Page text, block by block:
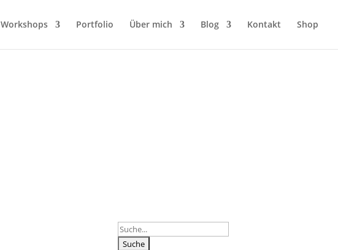
Workshops Portfolio Über mich Blog Kontakt Shop
Suchen
nach: